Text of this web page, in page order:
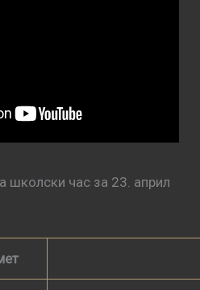
школски час за 23. април